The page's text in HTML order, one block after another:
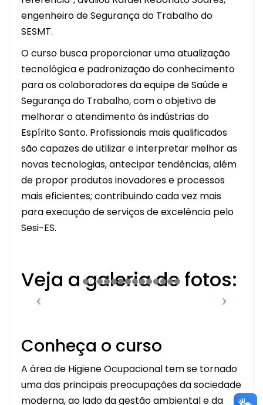
engenheiro de Segurança do Trabalho do
SESMT.
O curso busca proporcionar uma atualização
tecnológica e padronização do conhecimento
para os colaboradores da equipe de Saúde e
Segurança do Trabalho, com o objetivo de
melhorar o atendimento às indústrias do
Espírito Santo. Profissionais mais qualificados
são capazes de utilizar e interpretar melhor as
novas tecnologias, antecipar tendências, além
de propor produtos inovadores e processos
mais eficientes; contribuindo cada vez mais
para execução de serviços de excelência pelo
Sesi-ES.
Veja a galeria de fotos:
Conheça o curso
A área de Higiene Ocupacional tem se tornado
uma das principais preocupações da sociedade
moderna, ao lado da gestão ambiental e da